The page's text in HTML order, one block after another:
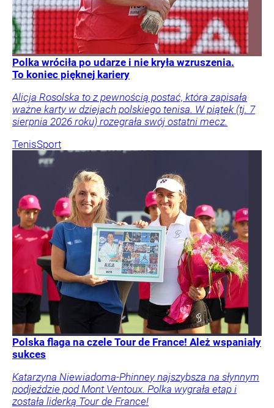
Polka wróciła po udarze i nie kryła wzruszenia.
To koniec pięknej kariery
Alicja Rosolska to z pewnością postać, która zapisała
ważne karty w dziejach polskiego tenisa. W piątek (tj. 7
sierpnia 2026 roku) rozegrała swój ostatni mecz.
TenisSport
Polska flaga na czele Tour de France! Ależ wspaniały
sukces
Katarzyna Niewiadoma-Phinney najszybsza na słynnym
podjeździe pod Mont Ventoux. Polka wygrała etap i
została liderką Tour de France!